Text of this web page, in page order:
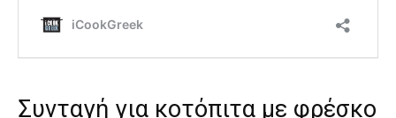
Συνταγή για κοτόπιτα με φρέσκο